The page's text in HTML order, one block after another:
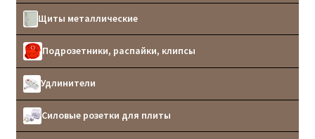
Щиты металлические
Подрозетники, распайки, клипсы
Удлинители
Силовые розетки для плиты